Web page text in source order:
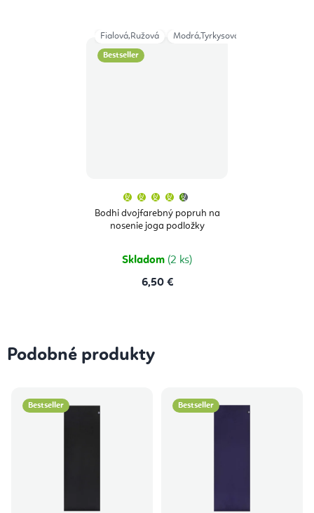
Bestseller
Bodhi dvojfarebný popruh na
nosenie joga podložky
produktu
je
4,7
hviezdičiek.
Skladom (2 ks)
6,50 €
Fialová,Ružová Modrá,Tyrkysová
Podobné produkty
Bestseller Bestseller